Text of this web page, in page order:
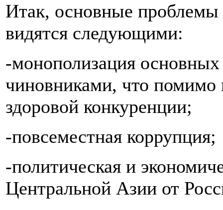
Итак, основные
видятся следующими:
-монополизация основных
чиновниками, что помимо
здоровой конкуренции;
-повсеместная коррупция;
-политическая и
Центральной Азии от